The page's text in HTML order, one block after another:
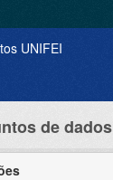
de dados